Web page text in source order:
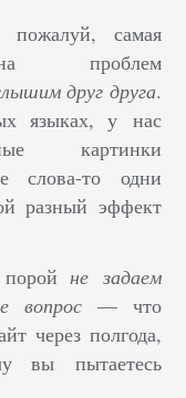
самая
проблем
друг друга.
языках, у нас
картинки
слова-то одни
разный эффект
не задаем
вопрос— что
через полгода,
вы пытаетесь